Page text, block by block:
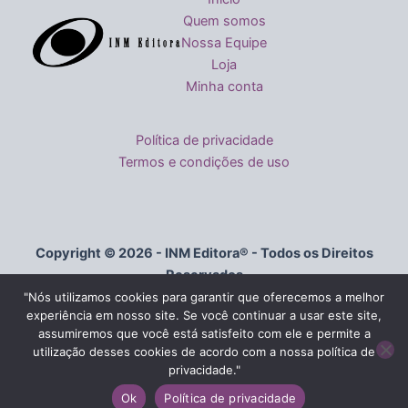
Quem somos
Nossa Equipe
Loja
Minha conta
Política de privacidade
Termos e condições de uso
Copyright © 2026 - INM Editora® - Todos os Direitos
Reservados
Av. Paulista, 326 - Conjunto 103 - Bela Vista, São Paulo - SP,
01310-000
+55 (11) 5026 7748E-mail:contato@inmeditora.com.br
"Nós utilizamos cookies para garantir que oferecemos a melhor
experiência em nosso site. Se você continuar a usar este site,
assumiremos que você está satisfeito com ele e permite a
utilização desses cookies de acordo com a nossa política de
privacidade."
Ok
Política de privacidade
Fale conosco